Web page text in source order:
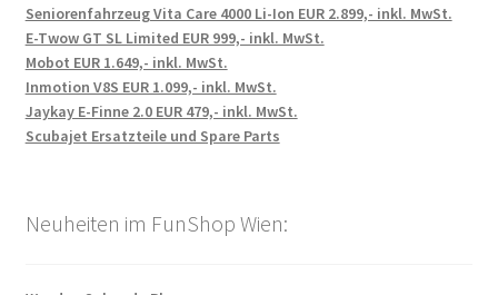
Seniorenfahrzeug Vita Care 4000 Li-Ion EUR 2.899,- inkl. MwSt.
E-Twow GT SL Limited EUR 999,- inkl. MwSt.
Mobot EUR 1.649,- inkl. MwSt.
Inmotion V8S EUR 1.099,- inkl. MwSt.
Jaykay E-Finne 2.0 EUR 479,- inkl. MwSt.
Scubajet Ersatzteile und Spare Parts
Neuheiten im FunShop Wien: